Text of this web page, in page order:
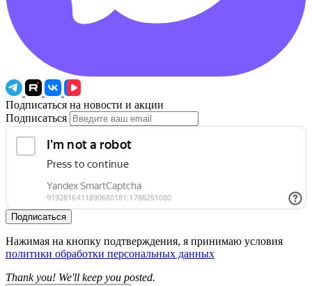
Подписаться на новости и акции
Подписаться
Подписаться
Нажимая на кнопку подтверждения, я принимаю условия
политики обработки персональных данных
Thank you! We'll keep you posted.